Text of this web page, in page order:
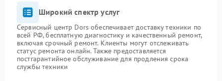
Широкий спектр услуг
Сервисный центр Dors обеспечивает доставку техники по
всей РФ, бесплатную диагностику и качественный ремонт,
включая срочный ремонт. Клиенты могут отслеживать
статус ремонта онлайн. Также предоставляется
постгарантийное обслуживание для продления срока
службы техники